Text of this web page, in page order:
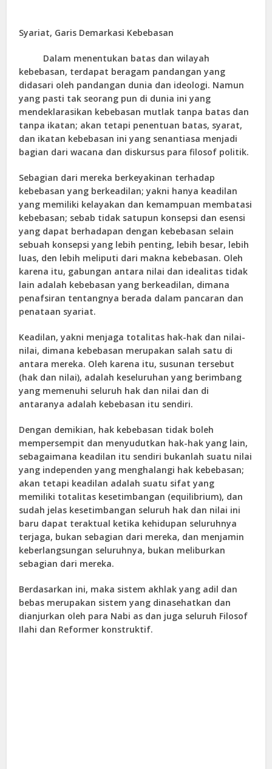
Syariat, Garis Demarkasi Kebebasan
Dalam menentukan batas dan wilayah
kebebasan, terdapat beragam pandangan yang
didasari oleh pandangan dunia dan ideologi. Namun
yang pasti tak seorang pun di dunia ini yang
mendeklarasikan kebebasan mutlak tanpa batas dan
tanpa ikatan; akan tetapi penentuan batas, syarat,
dan ikatan kebebasan ini yang senantiasa menjadi
bagian dari wacana dan diskursus para filosof politik.
Sebagian dari mereka berkeyakinan terhadap
kebebasan yang berkeadilan; yakni hanya keadilan
yang memiliki kelayakan dan kemampuan membatasi
kebebasan; sebab tidak satupun konsepsi dan esensi
yang dapat berhadapan dengan kebebasan selain
sebuah konsepsi yang lebih penting, lebih besar, lebih
luas, den lebih meliputi dari makna kebebasan. Oleh
karena itu, gabungan antara nilai dan idealitas tidak
lain adalah kebebasan yang berkeadilan, dimana
penafsiran tentangnya berada dalam pancaran dan
penataan syariat.
Keadilan, yakni menjaga totalitas hak-hak dan nilai-
nilai, dimana kebebasan merupakan salah satu di
antara mereka. Oleh karena itu, susunan tersebut
(hak dan nilai), adalah keseluruhan yang berimbang
yang memenuhi seluruh hak dan nilai dan di
antaranya adalah kebebasan itu sendiri.
Dengan demikian, hak kebebasan tidak boleh
mempersempit dan menyudutkan hak-hak yang lain,
sebagaimana keadilan itu sendiri bukanlah suatu nilai
yang independen yang menghalangi hak kebebasan;
akan tetapi keadilan adalah suatu sifat yang
memiliki totalitas kesetimbangan (equilibrium), dan
sudah jelas kesetimbangan seluruh hak dan nilai ini
baru dapat teraktual ketika kehidupan seluruhnya
terjaga, bukan sebagian dari mereka, dan menjamin
keberlangsungan seluruhnya, bukan meliburkan
sebagian dari mereka.
Berdasarkan ini, maka sistem akhlak yang adil dan
bebas merupakan sistem yang dinasehatkan dan
dianjurkan oleh para Nabi as dan juga seluruh Filosof
Ilahi dan Reformer konstruktif.